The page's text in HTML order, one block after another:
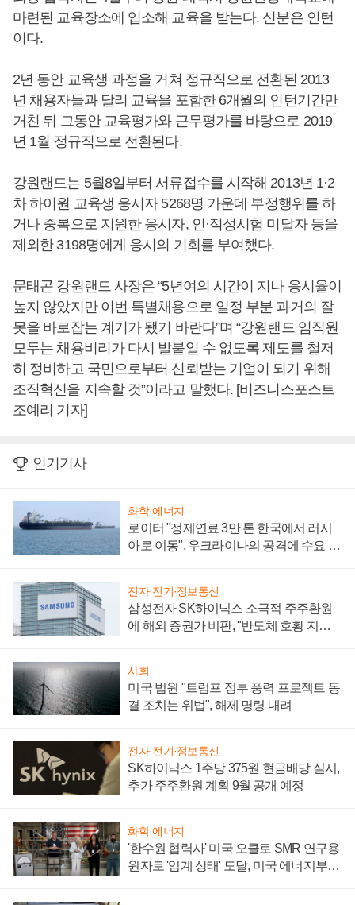
마련된 교육장소에 입소해 교육을 받는다. 신분은 인턴
이다.
2년 동안 교육생 과정을 거쳐 정규직으로 전환된 2013
년 채용자들과 달리 교육을 포함한 6개월의 인턴기간만
거친 뒤 그동안 교육평가와 근무평가를 바탕으로 2019
년 1월 정규직으로 전환된다.
강원랜드는 5월8일부터 서류접수를 시작해 2013년 1·2
차 하이원 교육생 응시자 5268명 가운데 부정행위를 하
거나 중복으로 지원한 응시자, 인·적성시험 미달자 등을
제외한 3198명에게 응시의 기회를 부여했다.
문태곤 강원랜드 사장은 “5년여의 시간이 지나 응시율이
높지 않았지만 이번 특별채용으로 일정 부분 과거의 잘
못을 바로잡는 계기가 됐기 바란다”며 “강원랜드 임직원
모두는 채용비리가 다시 발붙일 수 없도록 제도를 철저
히 정비하고 국민으로부터 신뢰받는 기업이 되기 위해
조직혁신을 지속할 것”이라고 말했다. [비즈니스포스트
조예리 기자]
인기기사
화학·에너지
로이터 "정제연료 3만 톤 한국에서 러시
아로 이동", 우크라이나의 공격에 수요 늘
전자·전기·정보통신
삼성전자 SK하이닉스 소극적 주주환원
에 해외 증권가 비판, "반도체 호황 지속
사회
미국 법원 "트럼프 정부 풍력 프로젝트 동
결 조치는 위법", 해제 명령 내려
전자·전기·정보통신
SK하이닉스 1주당 375원 현금배당 실시,
추가 주주환원 계획 9월 공개 예정
화학·에너지
'한수원 협력사' 미국 오클로 SMR 연구용
원자로 '임계 상태' 도달, 미국 에너지부